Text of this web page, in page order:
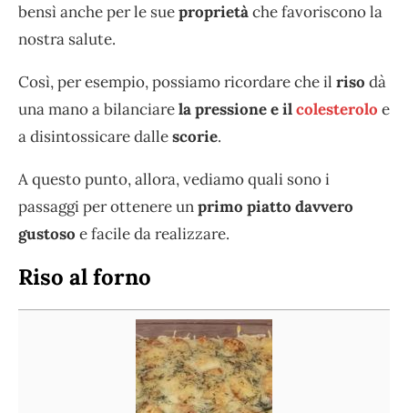
bensì anche per le sueproprietàche favoriscono la
nostra salute.
Così, per esempio, possiamo ricordare cheil riso dà
una mano a bilanciarela pressione e ilcolesterolo e
a disintossicare dallescorie.
A questo punto, allora, vediamo quali sono i
passaggi per ottenere unprimo piatto davvero
gustoso e facile da realizzare.
Riso al forno